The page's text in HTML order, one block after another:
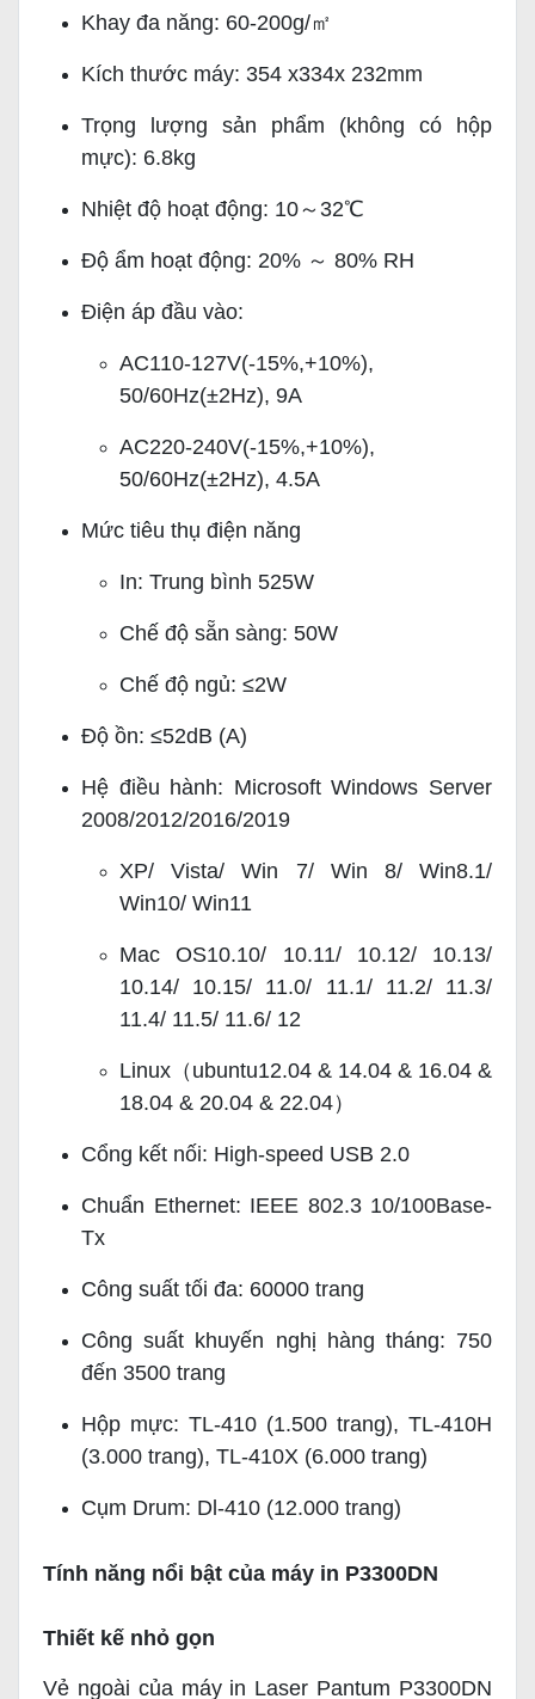
Khay đa năng: 60-200g/㎡
Kích thước máy: 354 x334x 232mm
Trọng lượng sản phẩm (không có hộp
mực): 6.8kg
Nhiệt độ hoạt động: 10～32℃
Độ ẩm hoạt động: 20% ～ 80% RH
Điện áp đầu vào:
AC110-127V(-15%,+10%),
50/60Hz(±2Hz), 9A
AC220-240V(-15%,+10%),
50/60Hz(±2Hz), 4.5A
Mức tiêu thụ điện năng
In: Trung bình 525W
Chế độ sẵn sàng: 50W
Chế độ ngủ: ≤2W
Độ ồn: ≤52dB (A)
Hệ điều hành: Microsoft Windows Server
2008/2012/2016/2019
XP/ Vista/ Win 7/ Win 8/ Win8.1/
Win10/ Win11
Mac OS10.10/ 10.11/ 10.12/ 10.13/
10.14/ 10.15/ 11.0/ 11.1/ 11.2/ 11.3/
11.4/ 11.5/ 11.6/ 12
Linux（ubuntu12.04 & 14.04 & 16.04 &
18.04 & 20.04 & 22.04）
Cổng kết nối: High-speed USB 2.0
Chuẩn Ethernet: IEEE 802.3 10/100Base-
Tx
Công suất tối đa: 60000 trang
Công suất khuyến nghị hàng tháng: 750
đến 3500 trang
Hộp mực: TL-410 (1.500 trang), TL-410H
(3.000 trang), TL-410X (6.000 trang)
Cụm Drum: Dl-410 (12.000 trang)
Tính năng nổi bật của máy in P3300DN
Thiết kế nhỏ gọn
Vẻ ngoài của máy in Laser Pantum P3300DN